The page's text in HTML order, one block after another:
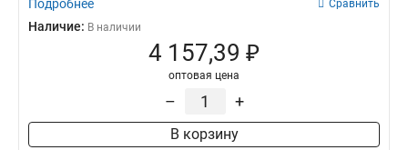
Подробнее Сравнить
Наличие: В наличии
4 157,39 ₽
оптовая цена
– +
В корзину